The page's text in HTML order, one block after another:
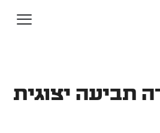
תביעה יצוגית